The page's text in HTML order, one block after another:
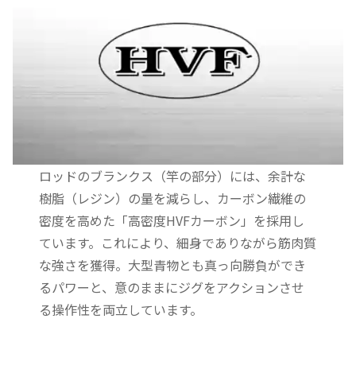
ロッドのブランクス（竿の部分）には、余計な
樹脂（レジン）の量を減らし、カーボン繊維の
密度を高めた「高密度HVFカーボン」を採用し
ています。これにより、細身でありながら筋肉質
な強さを獲得。大型青物とも真っ向勝負ができ
るパワーと、意のままにジグをアクションさせ
る操作性を両立しています。